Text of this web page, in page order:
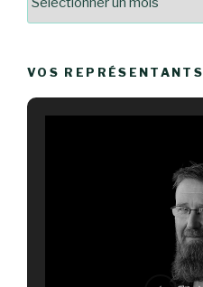
VOS REPRÉSENTANTS